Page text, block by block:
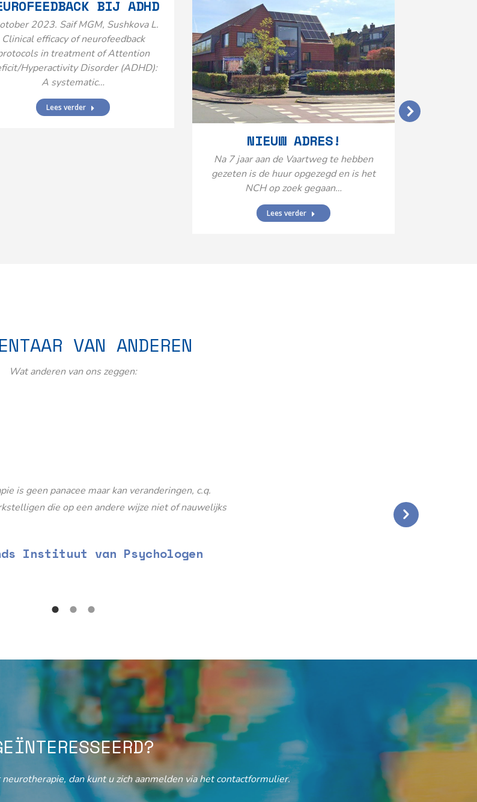
BIJ ADHD
2023. Saif MGM, Sushkova L.
Clinical efficacy of neurofeedback
in treatment of Attention
Hyperactivity Disorder (ADHD):
A systematic…
Lees verder
NIEUW ADRES!
Na 7 jaar aan de Vaartweg te hebben
gezeten is de huur opgezegd en is het
NCH op zoek gegaan…
Lees verder
VAN ANDEREN
Wat anderen van ons zeggen:
is geen panacee maar kan veranderingen, c.q.
die op een andere wijze niet of nauwelijks
Instituut van Psychologen
dan kunt u zich aanmelden via het contactformulier.